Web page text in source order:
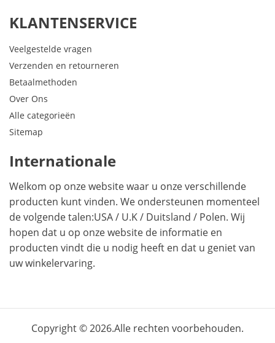
KLANTENSERVICE
Veelgestelde vragen
Verzenden en retourneren
Betaalmethoden
Over Ons
Alle categorieën
Sitemap
Internationale
Welkom op onze website waar u onze verschillende
producten kunt vinden. We ondersteunen momenteel
de volgende talen:USA/ U.K/ Duitsland / Polen. Wij
hopen dat u op onze website de informatie en
producten vindt die u nodig heeft en dat u geniet van
uw winkelervaring.
Copyright © 2026.Alle rechten voorbehouden.